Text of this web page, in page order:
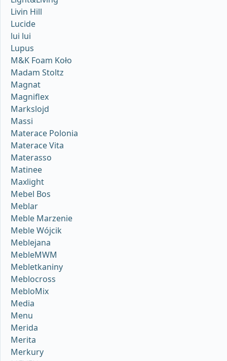
Livin Hill
Lucide
lui lui
Lupus
M&K Foam Koło
Madam Stoltz
Magnat
Magniflex
Markslojd
Massi
Materace Polonia
Materace Vita
Materasso
Matinee
Maxlight
Mebel Bos
Meblar
Meble Marzenie
Meble Wójcik
Meblejana
MebleMWM
Mebletkaniny
Meblocross
MebloMix
Media
Menu
Merida
Merita
Merkury